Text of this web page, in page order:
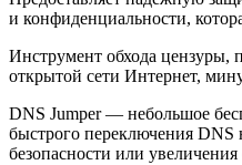
и конфиденциальности,
Инструмент обхода цензуры,
открытой сети Интернет,
DNS Jumper — небольшое
быстрого переключения
безопасности или